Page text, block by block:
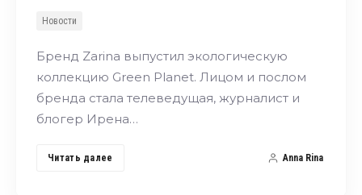
Новости
Бренд Zarina выпустил экологическую
коллекцию Green Planet. Лицом и послом
бренда стала телеведущая, журналист и
блогер Ирена…
Читать далее Anna Rina